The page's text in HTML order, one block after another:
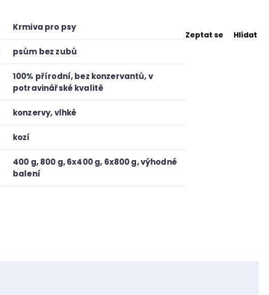
Krmiva pro psy
psům bez zubů
100% přírodní, bez konzervantů, v
potravinářské kvalitě
konzervy,vlhké
kozí
400 g,800 g,6x400 g, 6x800 g,výhodné
balení
Zeptat se Hlídat